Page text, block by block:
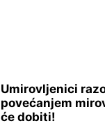
Umirovljenici
povećanjem
će dobiti!